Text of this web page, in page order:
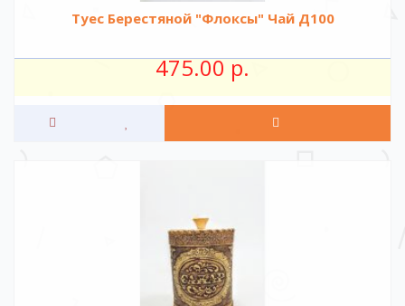
Туес Берестяной "Флоксы" Чай Д100
475.00 р.